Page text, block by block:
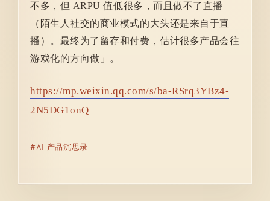
不多，但 ARPU 值低很多，而且做不了直播
（陌生人社交的商业模式的大头还是来自于直
播）。最终为了留存和付费，估计很多产品会往
游戏化的方向做」。
https://mp.weixin.qq.com/s/ba-RSrq3YBz4-
2N5DG1onQ
AI 产品沉思录